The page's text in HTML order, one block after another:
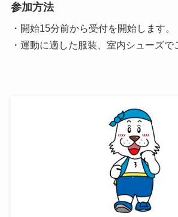
参加方法
・開始15分前から受付を開始します。
・運動に適した服装、室内シューズで